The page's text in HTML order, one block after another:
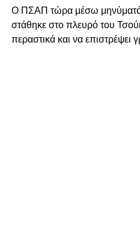
Ο ΠΣΑΠ τώρα μέσω
στάθηκε στο πλευρό του
περαστικά και να επιστρέψει